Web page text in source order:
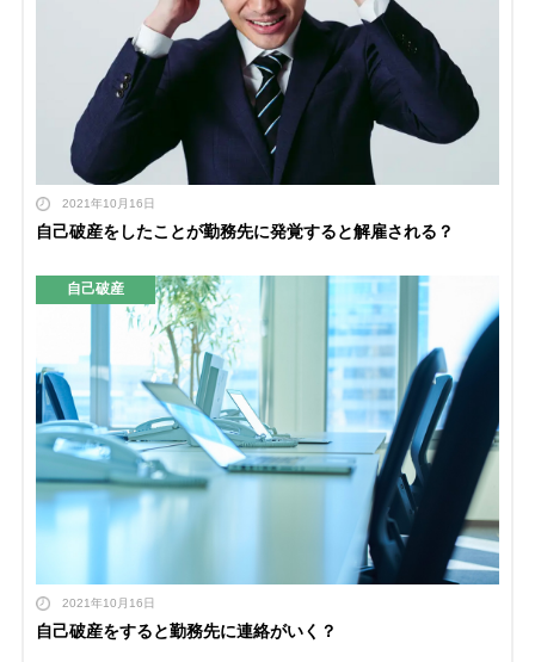
2021年10月16日
自己破産をしたことが勤務先に発覚すると解雇される？
自己破産
2021年10月16日
自己破産をすると勤務先に連絡がいく？